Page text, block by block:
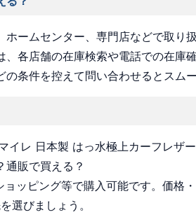
ホームセンター、専門店などで取り
各店舗の在庫検索や電話での在庫
条件を控えて問い合わせるとスムー
レ 日本製 はっ水極上カーフレザ
通販で買える？
ッピング等で購入可能です。価格
選びましょう。